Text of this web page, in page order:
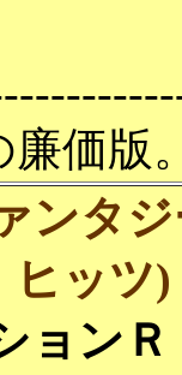
廉価版
ンタ
ヒッツ)
ンＲ